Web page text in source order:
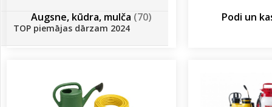
TOP piemājas dārzam 2024
Augsne, kūdra, mulča (70) Podi un